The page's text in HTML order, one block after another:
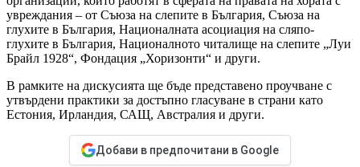
увреждания – от Съюза на слепите в България, Съюза на
глухите в България, Националната асоциация на сляпо-
глухите в България, Националното читалище на слепите „Луи
Брайл 1928“, Фондация „Хоризонти“ и други.
В рамките на дискусията ще бъде представено проучване с
утвърдени практики за достъпно гласуване в страни като
Естония, Ирландия, САЩ, Австралия и други.
Добави в предпочитани в Google